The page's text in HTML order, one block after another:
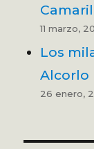
11 marzo,
Los
Alcorlo
26 enero,